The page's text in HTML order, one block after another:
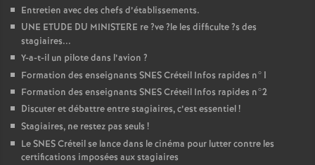
s
Entretien avec des chefs d’établissements.
UNE ETUDE DU MINISTERE re?ve?le les difficulte?s des
stagiaires...
Y-a-t-il un pilote dans l’avion ?
Formation des enseignants SNESCréteil Infos rapides n°1
Formation des enseignants SNESCréteil Infos rapides n°2
Discuter et débattre entre stagiaires, c’est essentiel!
Stagiaires, ne restez pas seuls !
LeSNESCréteil se lance dans le cinéma pour lutter contre les
certifications imposées aux stagiaires